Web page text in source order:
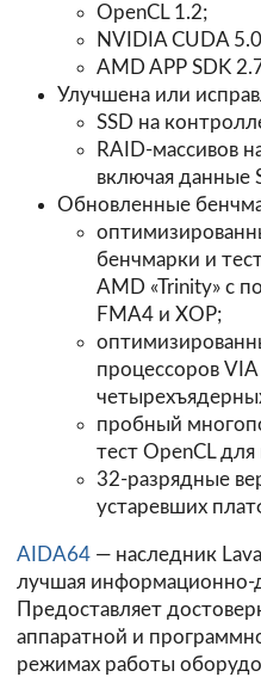
OpenCL 1.2;
NVIDIA CUDA
AMD APP SDK
Улучшена или
SSD на
RAID-массивов
включая данные
Обновленные
бенчмарки и
AMD «Trinity» с
FMA4 и XOP;
процессоров
пробный
тест OpenCL
32-разрядные
устаревших
AIDA64 — наследник
лучшая информационно-
Предоставляет
аппаратной и
режимах работы